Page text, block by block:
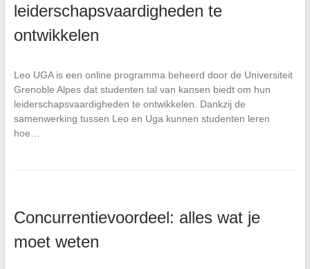
leiderschapsvaardigheden te
ontwikkelen
Leo UGA is een online programma beheerd door de Universiteit
Grenoble Alpes dat studenten tal van kansen biedt om hun
leiderschapsvaardigheden te ontwikkelen. Dankzij de
samenwerking tussen Leo en Uga kunnen studenten leren
hoe…
Concurrentievoordeel: alles wat je
moet weten